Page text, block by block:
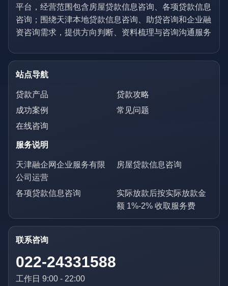
平台，经营范围包含房屋贷款信息咨询、各项贷款信息
咨询；围绕天津本地贷款信息咨询、助贷咨询和企业融
资咨询需求，提供方向判断、资料梳理与咨询沟通服务
站点导航
贷款产品
贷款攻略
成功案例
常见问题
在线咨询
服务说明
天津融企网企业服务有限
公司运营
房屋贷款信息咨询
各项贷款信息咨询
实际放款后按实际放款金
额 1%-2% 收取服务费
联系咨询
022-24331588
工作日 9:00 - 22:00